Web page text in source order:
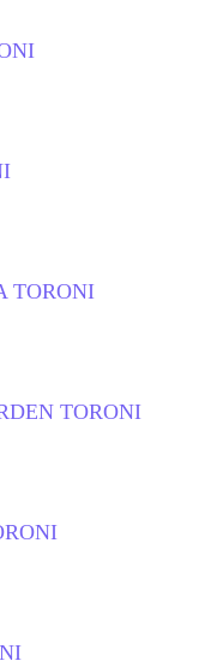
TORONI
TORONI